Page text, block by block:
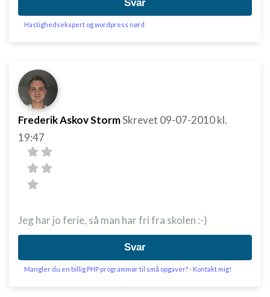
Svar
Hastighedsekspert og wordpress nørd
Frederik Askov StormSkrevet 09-07-2010kl.
19:47
Jeg har jo ferie, så man har fri fra skolen :-)
Svar
Mangler du en billig PHP programmør til små opgaver? - Kontakt mig!